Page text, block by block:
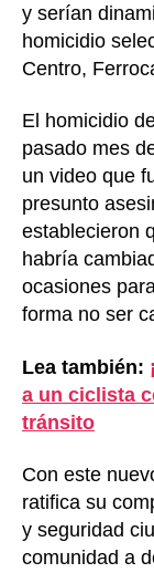
y serían
homicidio
Centro,
El homicidio
pasado mes
un video que
presunto
establecieron
habría
ocasiones
forma no ser
Lea también:
a un ciclista
tránsito
Con este
ratifica su
y seguridad
comunidad a